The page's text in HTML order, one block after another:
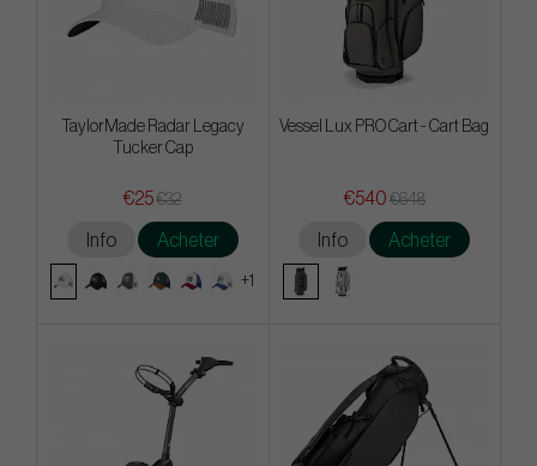
TaylorMade Radar Legacy
Tucker Cap
€25€32
Info Acheter
+1
Vessel Lux PRO Cart - Cart Bag
€540 €648
Info Acheter